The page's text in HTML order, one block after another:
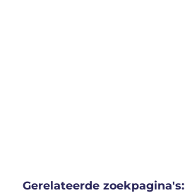
Gerelateerde zoekpagina's: